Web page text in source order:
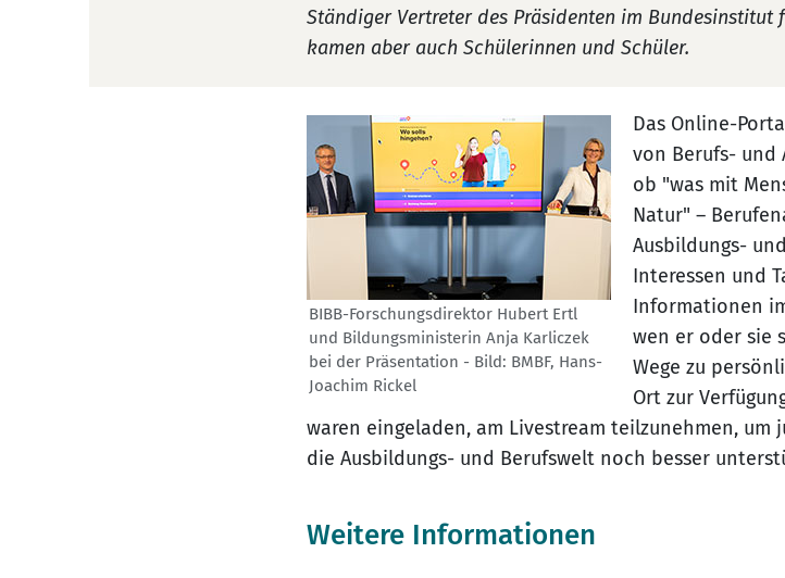
Ständiger Vertreter des Präsidenten im Bundesinstitut
kamen aber auch Schülerinnen und Schüler.
BIBB-Forschungsdirektor Hubert Ertl
und Bildungsministerin Anja Karliczek
bei der Präsentation - Bild: BMBF, Hans-
Joachim Rickel
Das Online-
von Berufs- und
ob "was mit
Natur" –
Ausbildungs-
Interessen und
Informationen
wen er oder sie
Wege zu
Ort zur
waren eingeladen, am Livestream teilzunehmen,
die Ausbildungs- und Berufswelt noch besser
Weitere Informationen